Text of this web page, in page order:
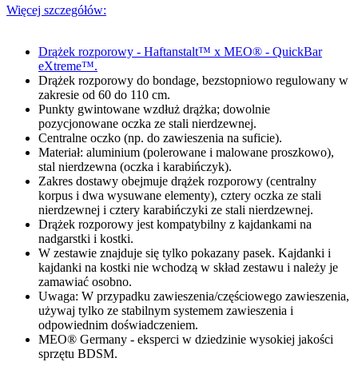
Więcej szczegółów:
Drążek rozporowy - Haftanstalt™ x MEO® - QuickBar
eXtreme™.
Drążek rozporowy do bondage, bezstopniowo regulowany w
zakresie od 60 do 110 cm.
Punkty gwintowane wzdłuż drążka; dowolnie
pozycjonowane oczka ze stali nierdzewnej.
Centralne oczko (np. do zawieszenia na suficie).
Materiał: aluminium (polerowane i malowane proszkowo),
stal nierdzewna (oczka i karabińczyk).
Zakres dostawy obejmuje drążek rozporowy (centralny
korpus i dwa wysuwane elementy), cztery oczka ze stali
nierdzewnej i cztery karabińczyki ze stali nierdzewnej.
Drążek rozporowy jest kompatybilny z kajdankami na
nadgarstki i kostki.
W zestawie znajduje się tylko pokazany pasek. Kajdanki i
kajdanki na kostki nie wchodzą w skład zestawu i należy je
zamawiać osobno.
Uwaga: W przypadku zawieszenia/częściowego zawieszenia,
używaj tylko ze stabilnym systemem zawieszenia i
odpowiednim doświadczeniem.
MEO® Germany - eksperci w dziedzinie wysokiej jakości
sprzętu BDSM.